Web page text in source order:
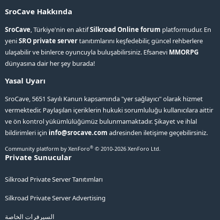
SroCave Hakkında
SroCave, Türkiye'nin en aktifSilkroad Online forum platformudur. En
yeniSRO private servertanıtımlarını keşfedebilir, güncel rehberlere
ulaşabilir ve binlerce oyuncuyla buluşabilirsiniz. Efsanevi MMORPG
dünyasına dair her şey burada!
Yasal Uyarı
SroCave, 5651 Sayılı Kanun kapsamında "yer sağlayıcı" olarak hizmet
vermektedir. Paylaşılan içeriklerin hukuki sorumluluğu kullanıcılara aittir
ve ön kontrol yükümlülüğümüz bulunmamaktadır. Şikayet ve ihlal
bildirimleri için info@srocave.com adresinden iletişime geçebilirsiniz.
Community platform by XenForo® © 2010-2026 XenForo Ltd.
Private Sunucular
Silkroad Private Server Tanıtımları
Silkroad Private Server Advertising
السيرفرات الخاصة